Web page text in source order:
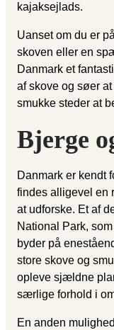
kajaksejlads.
Uanset om du er
skoven eller en
Danmark et
af skove og søer
smukke steder at
Bjerge
Danmark er kendt
findes alligevel en
at udforske. Et af
National Park,
byder på
store skove og
opleve sjældne
særlige forhold i
En anden